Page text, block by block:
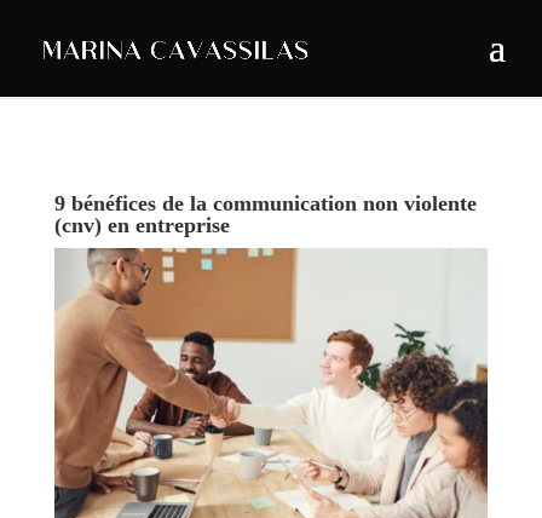
9 bénéfices de la communication non violente
(cnv) en entreprise